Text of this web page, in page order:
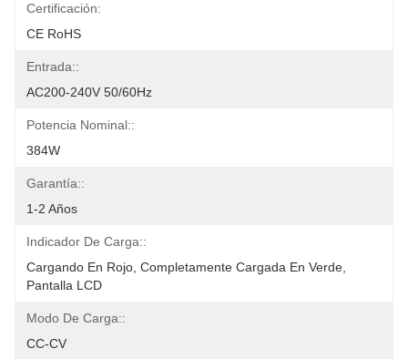
Certificación:
CE RoHS
Entrada::
AC200-240V 50/60Hz
Potencia Nominal::
384W
Garantía::
1-2 Años
Indicador De Carga::
Cargando En Rojo, Completamente Cargada En Verde,
Pantalla LCD
Modo De Carga::
CC-CV